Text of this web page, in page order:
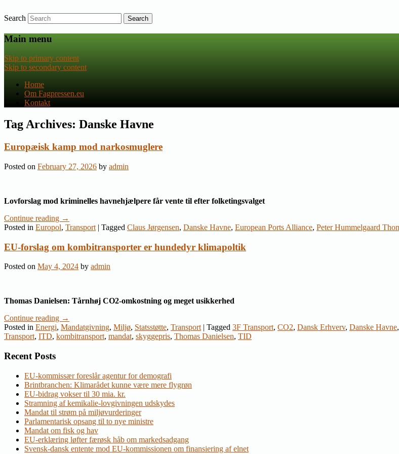
Fagpressen.eu
Nyheder om dansk EU-politik
Search
Main menu
Skip to primary content
Skip to secondary content
Home
Om Fagpressen.eu
Kontakt
Tag Archives: Danske Havne
Europæisk kamp mod narkosmuglere
Posted on February 27, 2026 by admin
Lovforslag mod kriminelles havnehjælpere får vente til efter folketingsvalget
Continue reading →
Posted in Europol, Transport | Tagged Claus Jørgensen, Danske Havne, European Ports Alliance, Peter Hummelgaard
EU-forslag om kombitransporter er hundedyr klimapoltik
Posted on May 4, 2024 by admin
Thomas Danielsen: Tårnhøj CO2-omkostning og meget usikkerhed
Continue reading →
Posted in Energi, Mandatgivning, Miljø, Statsstøtte, Transport | Tagged 3F Transport, CO2, Dansk Erhverv, Danske Havne,
Transport, ITD, kombitransport, mandat, skyggepris, Thomas Danielsen, TID
Recent Posts
EU-kommissær foreslår agentur for demografi
Brintbranchen: Klimarådet kunne være mere flygrøn
EU-bidrag vokser til 30 mia. kr.
Stramning af kemikalie-lovgivningen udskydes
Mandat til strøm på miljøvurderinger
Parlamentarisk opsang til to nye ministre
Mandat om fisk og hav
EU-erklæring løfter færøsk håb om markedsadgang
Svensk-dansk entente mod EU-kommissionen om finansiering af elnet